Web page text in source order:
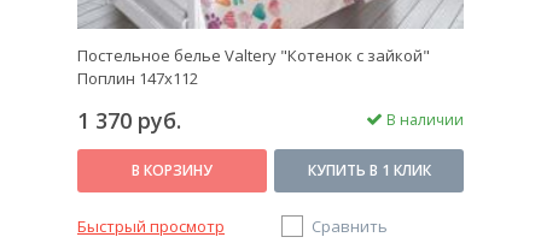
Постельное белье Valtery "Котенок с зайкой"
Поплин 147х112
1 370 руб. В наличии
В КОРЗИНУ КУПИТЬ В 1 КЛИК
Быстрый просмотр Сравнить